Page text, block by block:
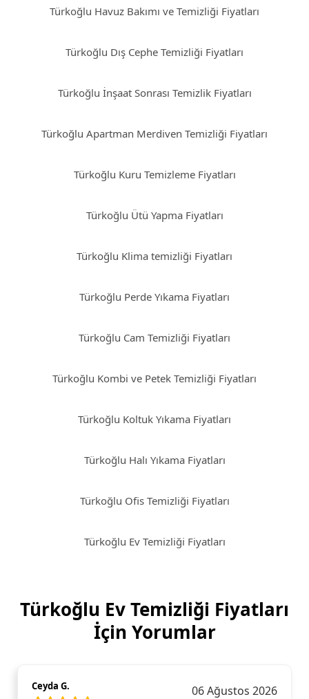
Türkoğlu Havuz Bakımı ve Temizliği Fiyatları
Türkoğlu Dış Cephe Temizliği Fiyatları
Türkoğlu İnşaat Sonrası Temizlik Fiyatları
Türkoğlu Apartman Merdiven Temizliği Fiyatları
Türkoğlu Kuru Temizleme Fiyatları
Türkoğlu Ütü Yapma Fiyatları
Türkoğlu Klima temizliği Fiyatları
Türkoğlu Perde Yıkama Fiyatları
Türkoğlu Cam Temizliği Fiyatları
Türkoğlu Kombi ve Petek Temizliği Fiyatları
Türkoğlu Koltuk Yıkama Fiyatları
Türkoğlu Halı Yıkama Fiyatları
Türkoğlu Ofis Temizliği Fiyatları
Türkoğlu Ev Temizliği Fiyatları
Türkoğlu Ev Temizliği Fiyatları
İçin Yorumlar
Ceyda G. 06 Ağustos 2026